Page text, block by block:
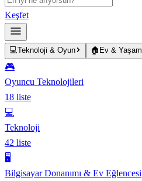
Keşfet
💻Teknoloji & Oyun 🏠 Ev & Yaşam
🎮
Oyuncu Teknolojileri
18 liste
💻
Teknoloji
42 liste
🖥️
Bilgisayar Donanımı & Ev Eğlencesi